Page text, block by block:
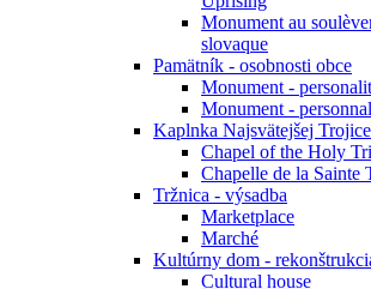
Monument au
slovaque
Pamätník - osobnosti obce
Monument -
Monument -
Kaplnka Najsvätejšej Trojice
Chapel of the Holy
Chapelle de la Sainte
Tržnica - výsadba
Marketplace
Marché
Kultúrny dom -
Cultural house